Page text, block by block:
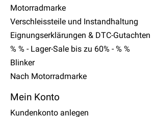
Motorradmarke
Verschleissteile und Instandhaltung
Eignungserklärungen & DTC-Gutachten
% % - Lager-Sale bis zu 60% - % %
Blinker
Nach Motorradmarke
Mein Konto
Kundenkonto anlegen